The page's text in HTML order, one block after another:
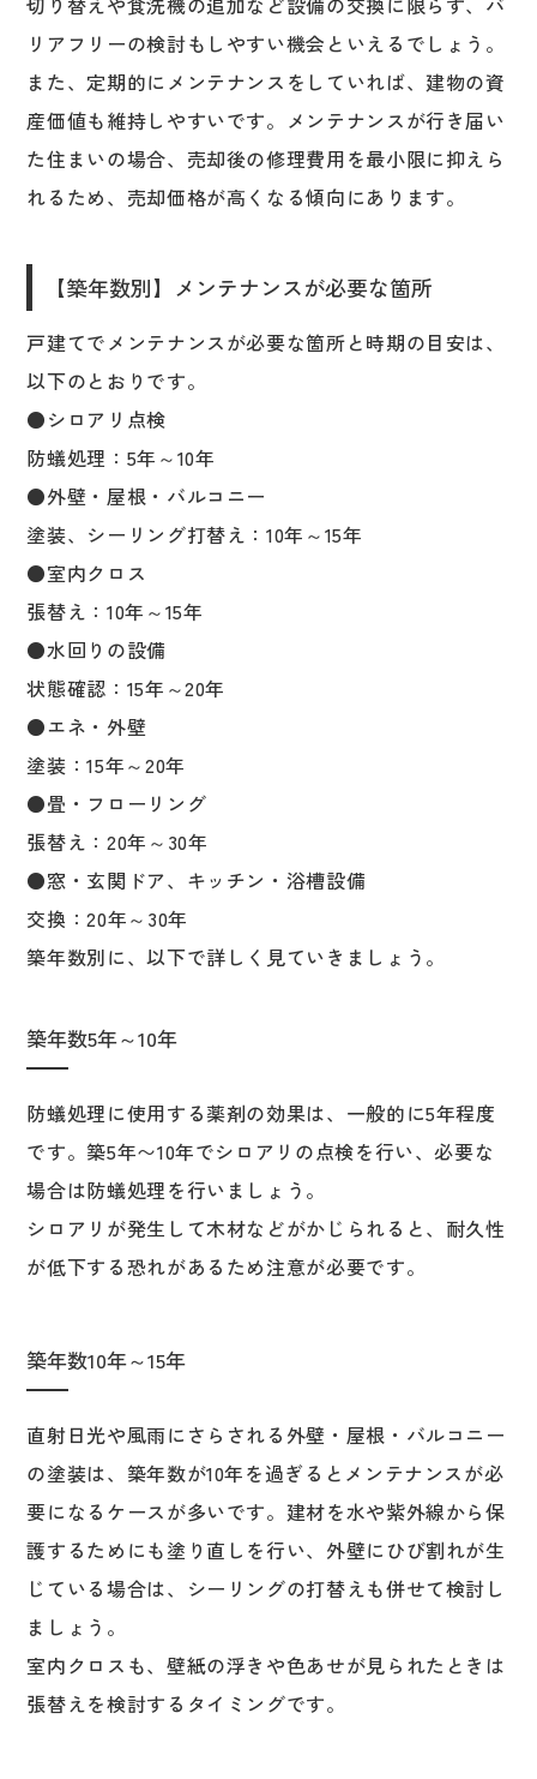
リアフリーの検討もしやすい機会といえるでしょう。
また、定期的にメンテナンスをしていれば、建物の資
産価値も維持しやすいです。メンテナンスが行き届い
た住まいの場合、売却後の修理費用を最小限に抑えら
れるため、売却価格が高くなる傾向にあります。
【築年数別】メンテナンスが必要な箇所
戸建てでメンテナンスが必要な箇所と時期の目安は、
以下のとおりです。
●シロアリ点検
防蟻処理：5年～10年
●外壁・屋根・バルコニー
塗装、シーリング打替え：10年～15年
●室内クロス
張替え：10年～15年
●水回りの設備
状態確認：15年～20年
●エネ・外壁
塗装：15年～20年
●畳・フローリング
張替え：20年～30年
●窓・玄関ドア、キッチン・浴槽設備
交換：20年～30年
築年数別に、以下で詳しく見ていきましょう。
築年数5年～10年
防蟻処理に使用する薬剤の効果は、一般的に5年程度
です。築5年〜10年でシロアリの点検を行い、必要な
場合は防蟻処理を行いましょう。
シロアリが発生して木材などがかじられると、耐久性
が低下する恐れがあるため注意が必要です。
築年数10年～15年
直射日光や風雨にさらされる外壁・屋根・バルコニー
の塗装は、築年数が10年を過ぎるとメンテナンスが必
要になるケースが多いです。建材を水や紫外線から保
護するためにも塗り直しを行い、外壁にひび割れが生
じている場合は、シーリングの打替えも併せて検討し
ましょう。
室内クロスも、壁紙の浮きや色あせが見られたときは
張替えを検討するタイミングです。